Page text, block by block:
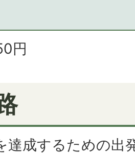
円
達成するための出